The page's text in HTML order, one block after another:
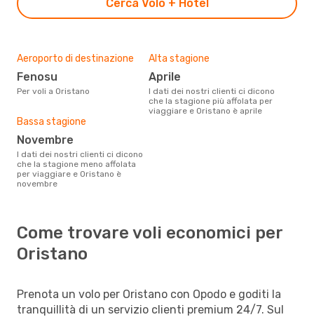
Cerca Volo + Hotel
Aeroporto di destinazione
Fenosu
Per voli a Oristano
Alta stagione
aprile
I dati dei nostri clienti ci dicono
che la stagione più affolata per
viaggiare e Oristano è aprile
Bassa stagione
novembre
I dati dei nostri clienti ci dicono
che la stagione meno affolata
per viaggiare e Oristano è
novembre
Come trovare voli economici per
Oristano
Prenota un volo per Oristano con Opodo e goditi la
tranquillità di un servizio clienti premium 24/7. Sul